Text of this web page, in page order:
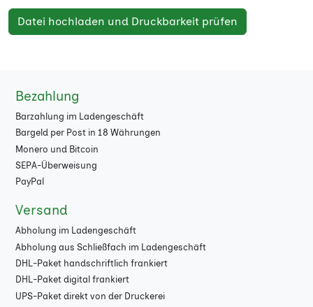
Datei hochladen und Druckbarkeit prüfen
Bezahlung
Barzahlung im Ladengeschäft
Bargeld per Post in 18 Währungen
Monero und Bitcoin
SEPA-Überweisung
PayPal
Versand
Abholung im Ladengeschäft
Abholung aus Schließfach im Ladengeschäft
DHL-Paket handschriftlich frankiert
DHL-Paket digital frankiert
UPS-Paket direkt von der Druckerei